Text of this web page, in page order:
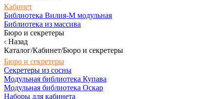
Кабинет
Библиотека Вилия-М модульная
Библиотека из массива
Бюро и секретеры
Назад
Каталог/Кабинет/Бюро и секретеры
Бюро и секретеры
Секретеры из сосны
Модульная библиотека Купава
Модульная библиотека Оскар
Наборы для кабинета